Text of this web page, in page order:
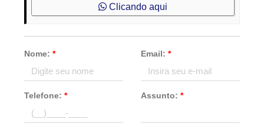
Clicando aqui
Nome:* Email: *
Telefone:* Assunto: *